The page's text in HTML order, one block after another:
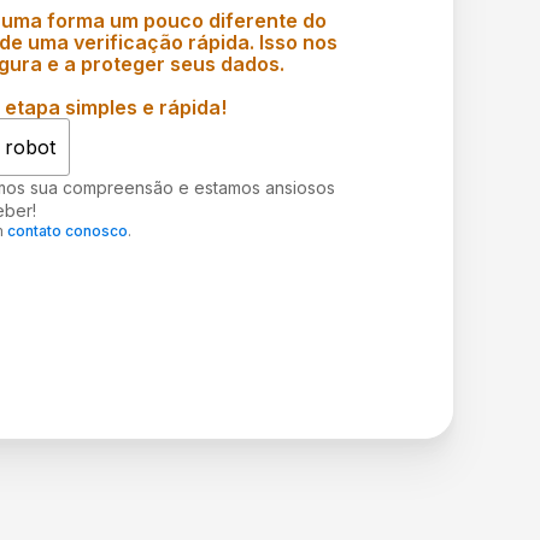
forma um pouco diferente do
uma verificação rápida. Isso nos
e a proteger seus dados.
simples e rápida!
robot
sua compreensão e estamos ansiosos
contato conosco.